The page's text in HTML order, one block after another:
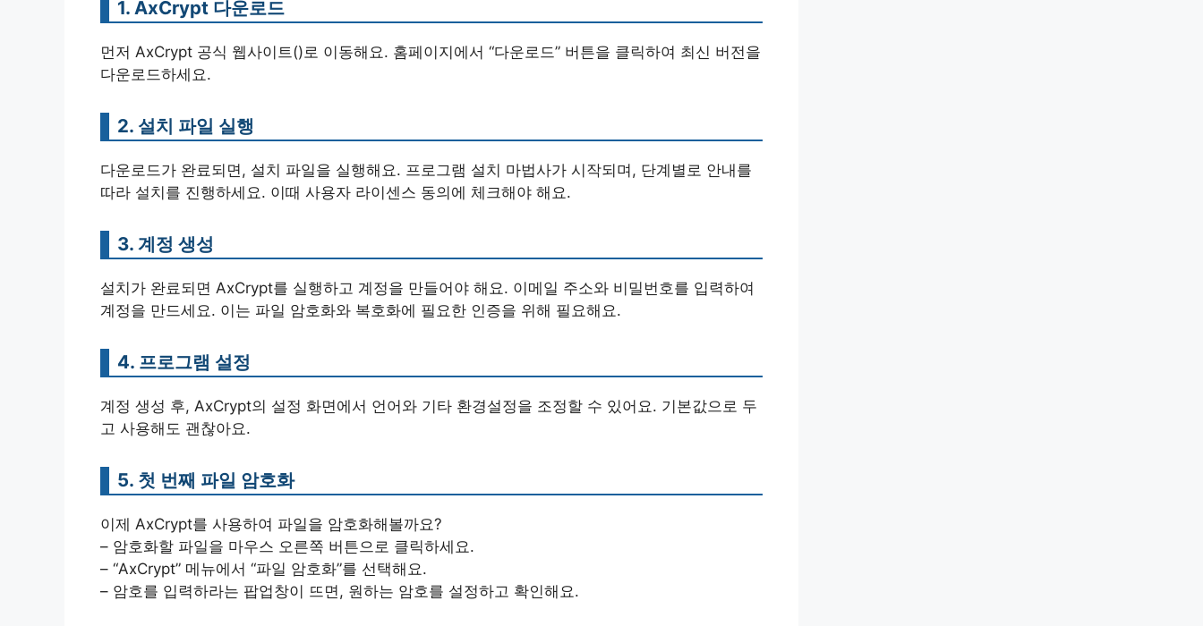
1. AxCrypt 다운로드
먼저 AxCrypt 공식 웹사이트()로 이동해요. 홈페이지에서 “다운로드” 버튼을 클릭하여 최신 버전을
다운로드하세요.
2. 설치 파일 실행
다운로드가 완료되면, 설치 파일을 실행해요. 프로그램 설치 마법사가 시작되며, 단계별로 안내를
따라 설치를 진행하세요. 이때 사용자 라이센스 동의에 체크해야 해요.
3. 계정 생성
설치가 완료되면 AxCrypt를 실행하고 계정을 만들어야 해요. 이메일 주소와 비밀번호를 입력하여
계정을 만드세요. 이는 파일 암호화와 복호화에 필요한 인증을 위해 필요해요.
4. 프로그램 설정
계정 생성 후, AxCrypt의 설정 화면에서 언어와 기타 환경설정을 조정할 수 있어요. 기본값으로 두
고 사용해도 괜찮아요.
5. 첫 번째 파일 암호화
이제 AxCrypt를 사용하여 파일을 암호화해볼까요?
– 암호화할 파일을 마우스 오른쪽 버튼으로 클릭하세요.
– “AxCrypt” 메뉴에서 “파일 암호화”를 선택해요.
– 암호를 입력하라는 팝업창이 뜨면, 원하는 암호를 설정하고 확인해요.